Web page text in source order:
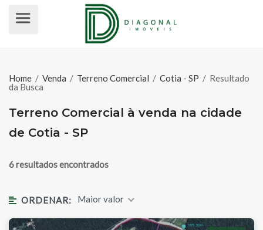
Home / Venda / Terreno Comercial / Cotia - SP / Resultado
da Busca
Terreno Comercial à venda na cidade
de Cotia - SP
6 resultados encontrados
ORDENAR: Maior valor